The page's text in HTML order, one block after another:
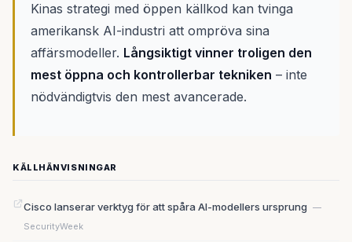
Kinas strategi med öppen källkod kan tvinga
amerikansk AI-industri att ompröva sina
affärsmodeller. Långsiktigt vinner troligen den
mest öppna och kontrollerbar tekniken – inte
nödvändigtvis den mest avancerade.
KÄLLHÄNVISNINGAR
Cisco lanserar verktyg för att spåra AI-modellers ursprung —
SecurityWeek